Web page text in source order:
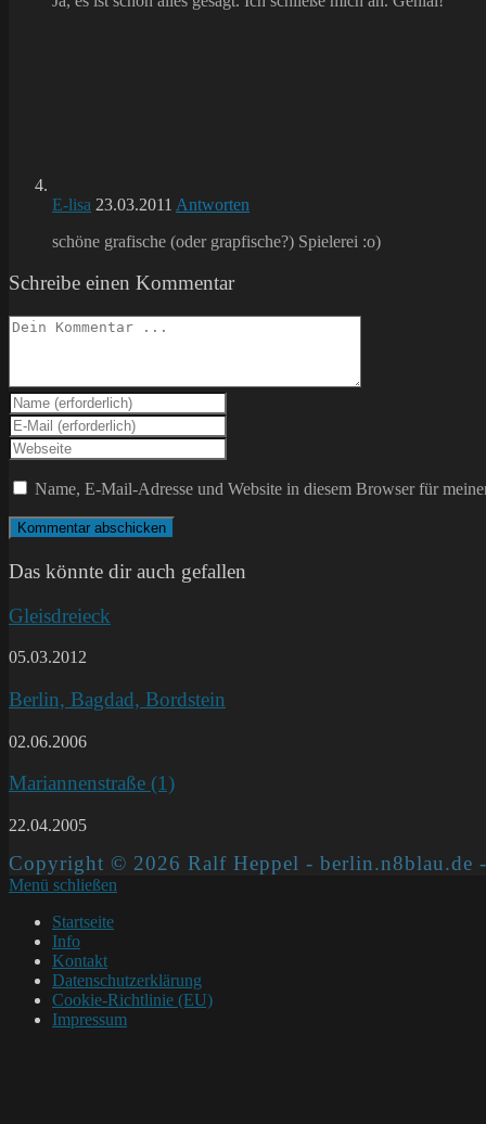
E-lisa 23.03.2011 Antworten
schöne grafische (oder grapfische?) Spielerei :o)
Schreibe einen Kommentar
Kommentieren
Gib
deinen
Namen
oder
Benutzernamen
zum
Kommentieren
ein
Gib
deine
E-
Mail-
Adresse
zum
Kommentieren
Gib
deine
Website-
ein
(optional)
Name, E-Mail-Adresse und Website in diesem Browser für
Das könnte dir auch gefallen
Gleisdreieck
05.03.2012
Berlin, Bagdad, Bordstein
02.06.2006
Mariannenstraße (1)
22.04.2005
Copyright © 2026 Ralf Heppel - berlin.n8blau.de
Menü schließen
Startseite
Info
Kontakt
Datenschutzerklärung
Cookie-Richtlinie (EU)
Impressum